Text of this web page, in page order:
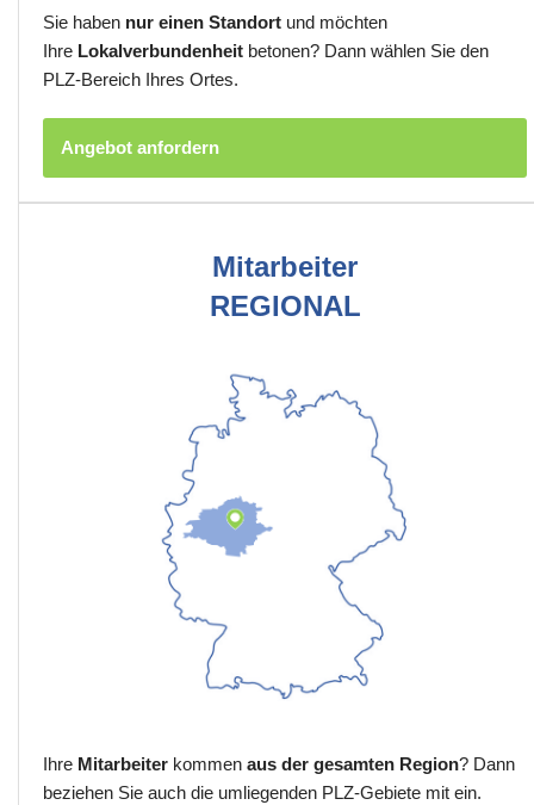
Sie haben nur einen Standort und möchten
Ihre Lokalverbundenheit betonen? Dann wählen Sie den
PLZ-Bereich Ihres Ortes.
Angebot anfordern
Mitarbeiter
REGIONAL
Ihre Mitarbeiter kommen aus der gesamten Region? Dann
beziehen Sie auch die umliegenden PLZ-Gebiete mit ein.